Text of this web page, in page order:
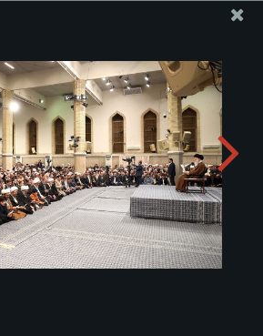
ارسال نامه
وجوهات
دیدار هزاران نفر از مردم قم